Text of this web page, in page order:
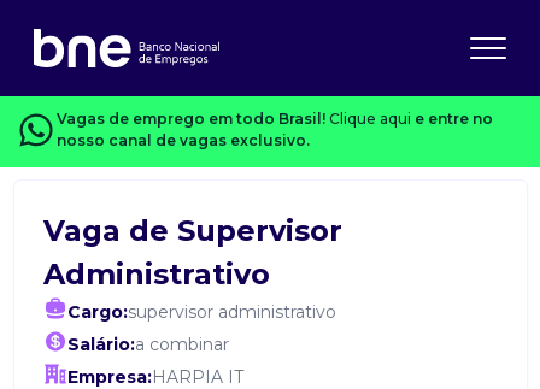
Vagas de emprego em todo Brasil! Clique aqui e entre no
nosso canal de vagas exclusivo.
Vaga de Supervisor
Administrativo
Cargo:supervisor administrativo
Salário:a combinar
Empresa:HARPIA IT